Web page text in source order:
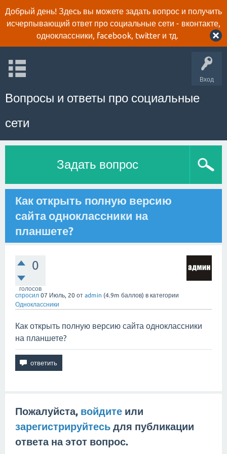
Добрый день! Здесь вы можете задать вопрос и получить
исчерпывающий ответ про социальные сети - вконтакте,
одноклассники, facebook, twitter и тд.
Вход
Вопросы и ответы про социальные
сети
Задать вопрос
Как открыть полную версию
сайта одноклассники на
планшете?
0
голосов
спросил 07 Июль, 20 от admin (4.9m баллов) в категории
Одноклассники
Как открыть полную версию сайта одноклассники
на планшете?
Пожалуйста, войдите или
зарегистрируйтесь для публикации
ответа на этот вопрос.